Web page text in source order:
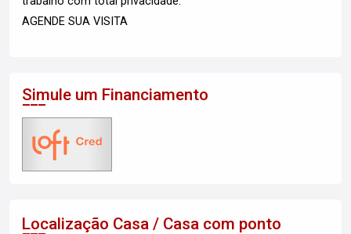
AGENDE SUA VISITA
Simule um Financiamento
Localização Casa / Casa com ponto